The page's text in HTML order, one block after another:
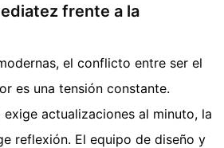
frente a la
el conflicto entre ser el
es una tensión constante.
actualizaciones al minuto, la
reflexión. El equipo de diseño y